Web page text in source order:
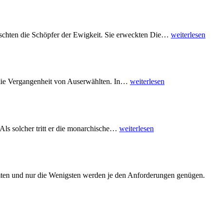
die Schöpfer der Ewigkeit. Sie erweckten Die… weiterlesen
Vergangenheit von Auserwählten. In… weiterlesen
solcher tritt er die monarchische… weiterlesen
und nur die Wenigsten werden je den Anforderungen genügen.